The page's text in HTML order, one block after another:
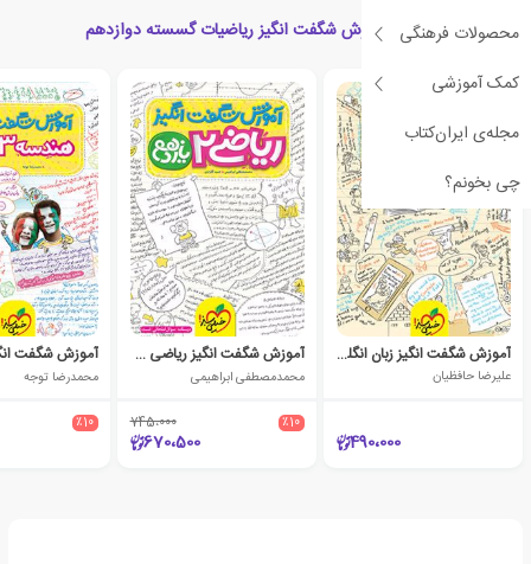
محصولات فرهنگی
کمک آموزشی
مجله‌ی ایران‌کتاب
چی بخونم؟
محصولات مرتبط با آموزش شگفت انگیز ریاضیات گسسته دوازدهم
آموزش شگفت انگیز زبان انگلیسی دوازدهم
علیرضا حافظیان
490،000
آموزش شگفت انگیز ریاضی یازدهم تجربی
محمدمصطفی ابراهیمی
٪10 745،000
670،500
محمدرضا توجه
٪10